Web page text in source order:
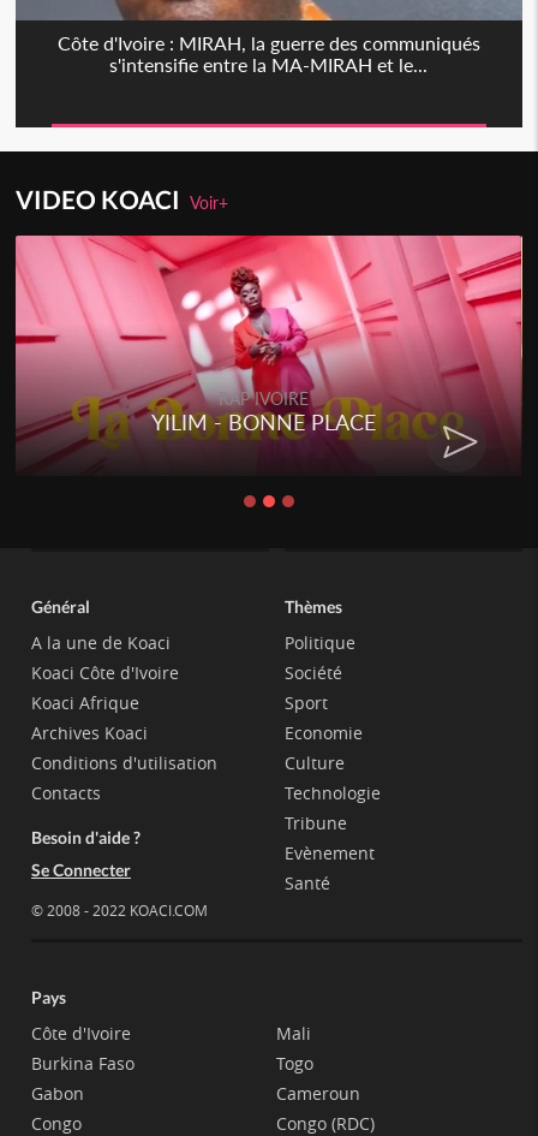
Côte d'Ivoire : MIRAH, la guerre des communiqués
s'intensifie entre la MA-MIRAH et le...
VIDEO KOACIVoir+
RAP IVOIRE
YILIM - BONNE PLACE
Général
A la une de Koaci
Koaci Côte d'Ivoire
Koaci Afrique
Archives Koaci
Conditions d'utilisation
Contacts
Besoin d'aide ?
Se Connecter
© 2008 - 2022 KOACI.COM
Thèmes
Politique
Société
Sport
Economie
Culture
Technologie
Tribune
Evènement
Santé
Pays
Côte d'Ivoire
Burkina Faso
Gabon
Congo
Mali
Togo
Cameroun
Congo (RDC)